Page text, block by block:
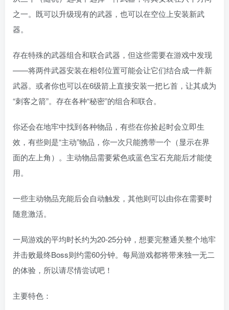
之一。既可以升级现有的武器，也可以在空位上安装新武
器。
存在特殊的武器组合和联合武器，但这些需要在游戏中发现
——将两件武器安装在相邻位置可能会让它们结合成一件新
武器。或者你也可以在6级箭上直接安装一把匕首，让其成为
“刺客之箭”。存在各种“秘密”的组合和联合。
你还会在地牢中找到各种物品，有些在你捡起时会立即生
效，有些则是“主动”物品，你一次只能携带一个（显示在界
面的左上角）。主动物品需要紫色或蓝色宝石充能后才能使
用。
一些主动物品充能后会自动触发，其他则可以由你在需要时
随意激活。
一局游戏的平均时长约为20-25分钟，想要完整通关整个地牢
并击败最终Boss则约需60分钟。每局游戏都将带来独一无二
的体验，所以请尽情尝试吧！
主要特色：